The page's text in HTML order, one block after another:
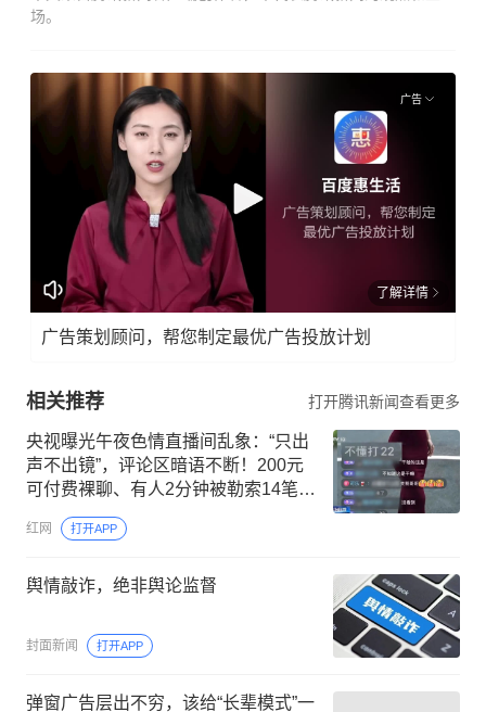
场。
广告
了解详情
广告策划顾问，帮您制定最优广告投放计划
相关推荐 打开腾讯新闻查看更多
央视曝光午夜色情直播间乱象：“只出
声不出镜”，评论区暗语不断！200元
可付费裸聊、有人2分钟被勒索14笔，
平台举报后仍封不掉
红网 打开APP
舆情敲诈，绝非舆论监督
封面新闻 打开APP
弹窗广告层出不穷，该给“长辈模式”一